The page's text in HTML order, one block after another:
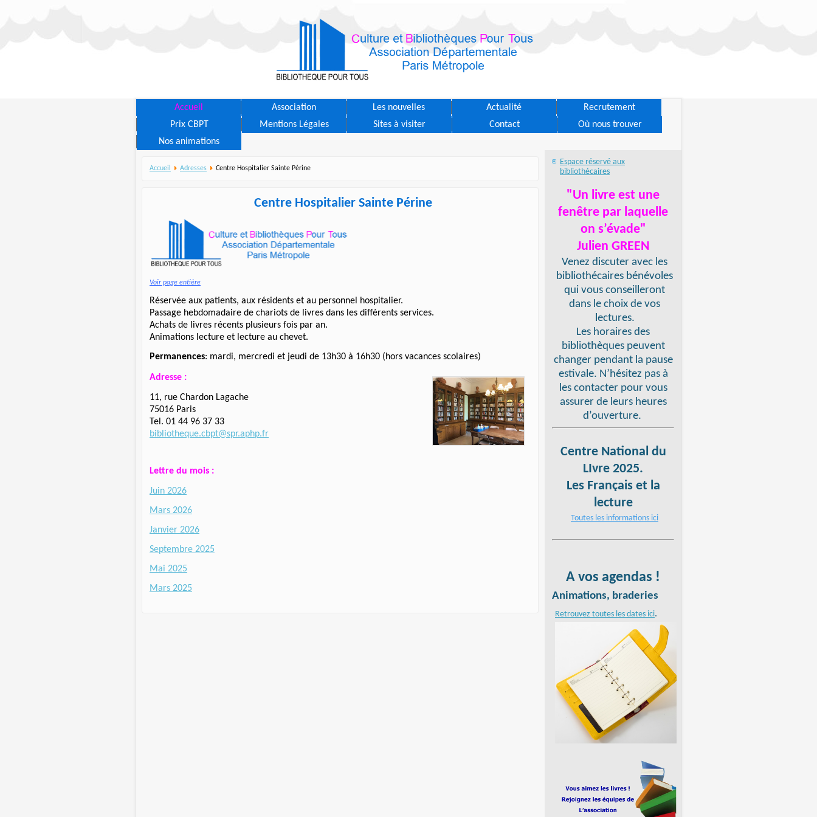
Accueil Association Les nouvelles Actualité
Recrutement
Prix CBPT
Mentions Légales Sites à visiter Contact
Où nous trouver
Nos animations
Accueil Adresses Centre Hospitalier Sainte Périne
Centre Hospitalier Sainte Périne
Voir page entière
Réservée aux patients, aux résidents et au personnel hospitalier.
Passage hebdomadaire de chariots de livres dans les différents services.
Achats de livres récents plusieurs fois par an.
Animations lecture et lecture au chevet.
Permanences: mardi, mercredi et jeudi de 13h30 à 16h30 (hors vacances scolaires)
Adresse :
11, rue Chardon Lagache
75016 Paris
Tel. 01 44 96 37 33
bibliotheque.cbpt@spr.aphp.fr
Lettre du mois :
Juin 2026
Mars 2026
Janvier 2026
Septembre 2025
Mai 2025
Mars 2025
Espace réservé aux
bibliothécaires
"Un livre est une
fenêtre par laquelle
on s’évade"
Julien GREEN
Venez discuter avec les
bibliothécaires bénévoles
qui vous conseilleront
dans le choix de vos
lectures.
Les horaires des
bibliothèques peuvent
changer pendant la pause
estivale. N’hésitez pas à
les contacter pour vous
assurer de leurs heures
d’ouverture.
Centre National du
LIvre 2025.
Les Français et la
lecture
Toutes les informations ici
A vos agendas !
Animations, braderies
Retrouvez toutes les dates ici.